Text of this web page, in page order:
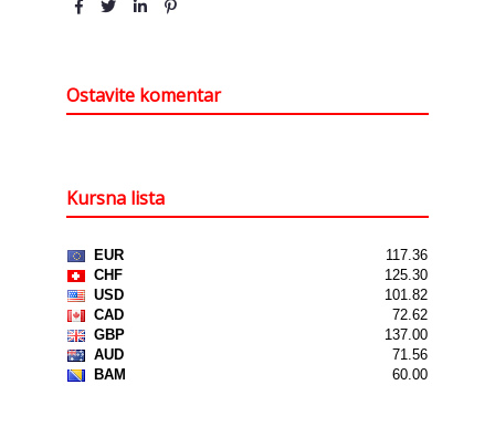
Ostavite komentar
Kursna lista